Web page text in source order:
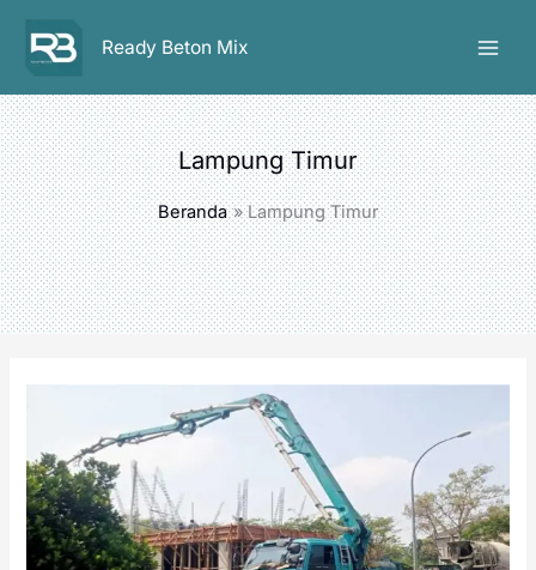
konten
Ready Beton Mix
Lampung Timur
Beranda Lampung Timur